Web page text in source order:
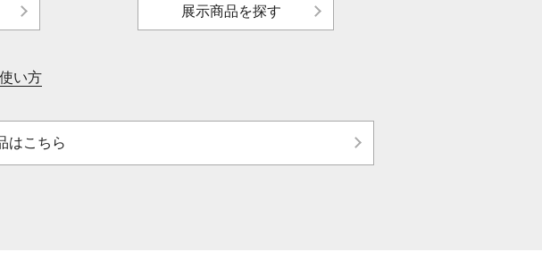
展示商品を探す
い方
はこちら